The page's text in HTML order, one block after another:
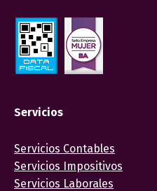
Servicios
Servicios Contables
Servicios Impositivos
Servicios Laborales